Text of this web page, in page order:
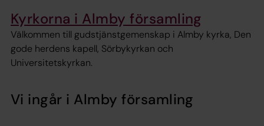
Kyrkorna i Almby församling
Välkommen till gudstjänstgemenskap i Almby kyrka, Den
gode herdens kapell, Sörbykyrkan och
Universitetskyrkan.
Vi ingår i Almby församling